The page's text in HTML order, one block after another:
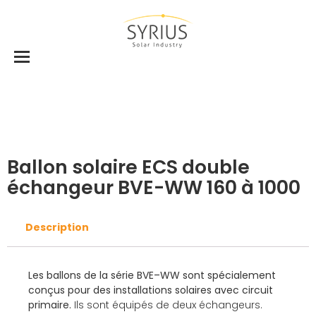
Accueil Ballons Eau chaude sanitaire
Ballon solaire ECS double échangeur BVE-WW
160 à 1000
Ballon solaire ECS double
échangeur BVE-WW 160 à 1000
Description
Les ballons de la série BVE–WW sont spécialement
conçus pour des installations solaires avec circuit
primaire. Ils sont équipés de deux échangeurs.